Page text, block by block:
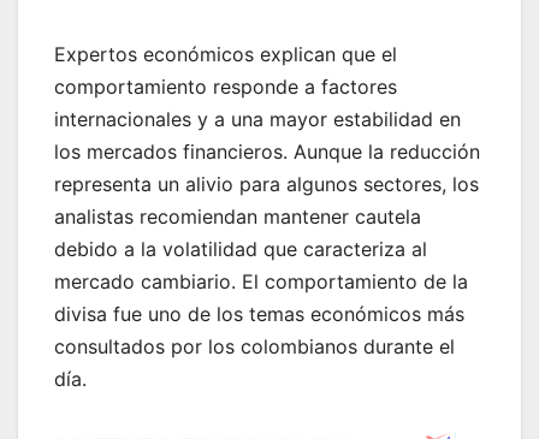
Expertos económicos explican que el
comportamiento responde a factores
internacionales y a una mayor estabilidad en
los mercados financieros. Aunque la reducción
representa un alivio para algunos sectores, los
analistas recomiendan mantener cautela
debido a la volatilidad que caracteriza al
mercado cambiario. El comportamiento de la
divisa fue uno de los temas económicos más
consultados por los colombianos durante el
día.